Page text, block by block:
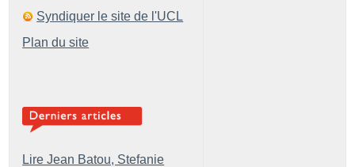
Syndiquer le site de l'UCL
Plan du site
Lire Jean Batou, Stefanie